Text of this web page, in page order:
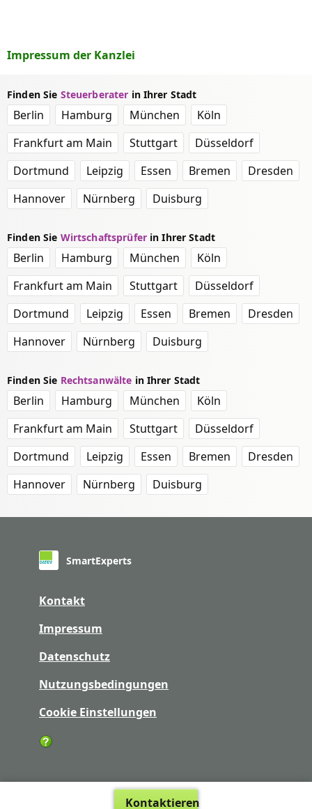
Impressum der Kanzlei
Finden Sie Steuerberater in Ihrer Stadt
Berlin Hamburg München
Köln
Frankfurt am Main
Stuttgart
Düsseldorf
Dortmund
Leipzig Essen Bremen
Dresden
Hannover
Nürnberg Duisburg
Finden Sie Wirtschaftsprüferin Ihrer Stadt
Berlin Hamburg München
Köln
Frankfurt am Main
Stuttgart
Düsseldorf
Dortmund
Leipzig Essen Bremen
Dresden
Hannover
Nürnberg Duisburg
Finden Sie Rechtsanwälte in Ihrer Stadt
Berlin Hamburg München
Köln
Frankfurt am Main
Stuttgart
Düsseldorf
Dortmund
Leipzig Essen Bremen
Dresden
Hannover
Nürnberg Duisburg
SmartExperts
Kontakt
Impressum
Datenschutz
Nutzungsbedingungen
Cookie Einstellungen
Kontaktieren